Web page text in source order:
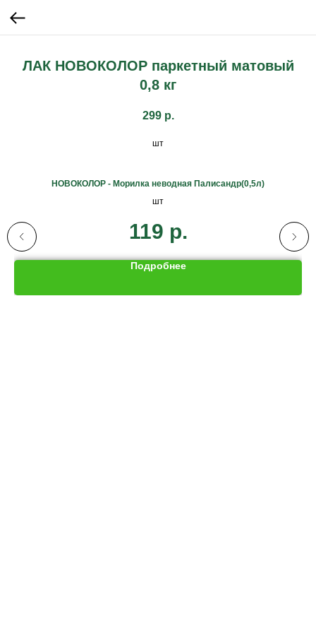
ЛАК НОВОКОЛОР паркетный матовый
0,8 кг
299 р.
шт
НОВОКОЛОР - Морилка неводная Палисандр(0,5л)
шт
119 р.
Подробнее